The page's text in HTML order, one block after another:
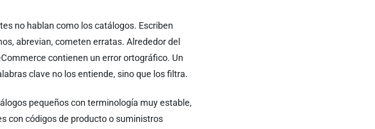
no hablan como los catálogos. Escriben
abrevian, cometen erratas. Alrededor del
contienen un error ortográfico. Un
clave no los entiende, sino que los filtra.
pequeños con terminología muy estable,
con códigos de producto o suministros